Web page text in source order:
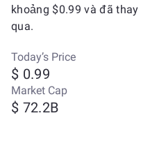
khoảng $0.99 và đã
qua.
Today’s Price
$ 0.99
Market Cap
$ 72.2B